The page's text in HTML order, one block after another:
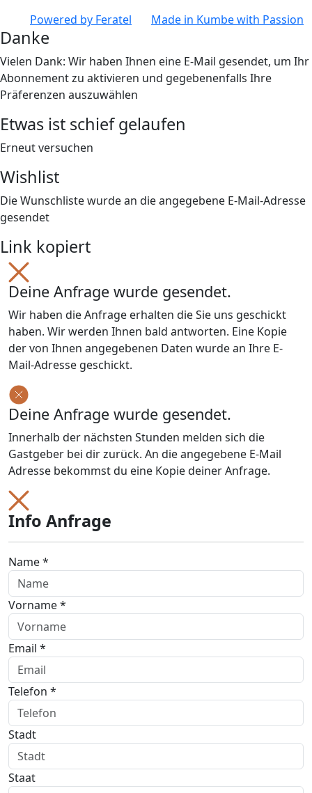
Powered by Feratel Made in Kumbewith Passion
Danke
Vielen Dank: Wir haben Ihnen eine E-Mail gesendet, um Ihr
Abonnement zu aktivieren und gegebenenfalls Ihre
Präferenzen auszuwählen
Etwas ist schief gelaufen
Erneut versuchen
Wishlist
Die Wunschliste wurde an die angegebene E-Mail-Adresse
gesendet
Link kopiert
Deine Anfrage wurde gesendet.
Wir haben die Anfrage erhalten die Sie uns geschickt
haben. Wir werden Ihnen bald antworten. Eine Kopie
der von Ihnen angegebenen Daten wurde an Ihre E-
Mail-Adresse geschickt.
Deine Anfrage wurde gesendet.
Innerhalb der nächsten Stunden melden sich die
Gastgeber bei dir zurück. An die angegebene E-Mail
Adresse bekommst du eine Kopie deiner Anfrage.
Info Anfrage
Name *
Vorname *
Email *
Telefon *
Stadt
Staat